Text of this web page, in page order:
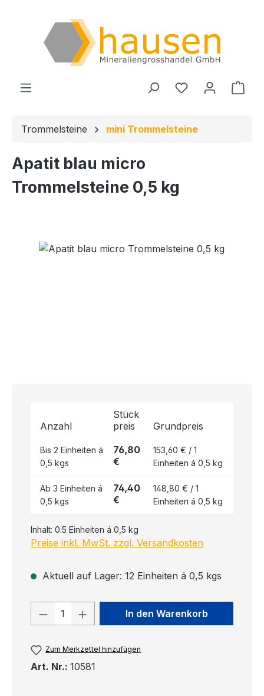
Du hast 0
Trommelsteine mini Trommelsteine
Apatit blau micro
Trommelsteine 0,5 kg
Bildergalerie überspringen
Anzahl
Stück
preis
Grundpreis
Bis 2 Einheiten á
0,5 kgs
76,80
€
153,60 € / 1
Einheiten á 0,5 kg
Ab 3 Einheiten á
0,5 kgs
74,40
€
148,80 € / 1
Einheiten á 0,5 kg
Inhalt: 0.5 Einheiten á 0,5 kg
Preise inkl. MwSt. zzgl. Versandkosten
Aktuell auf Lager: 12 Einheiten á 0,5 kgs
Produkt Anzahl: Gib den
In den Warenkorb
Zum Merkzettel hinzufügen
Art. Nr.: 10581